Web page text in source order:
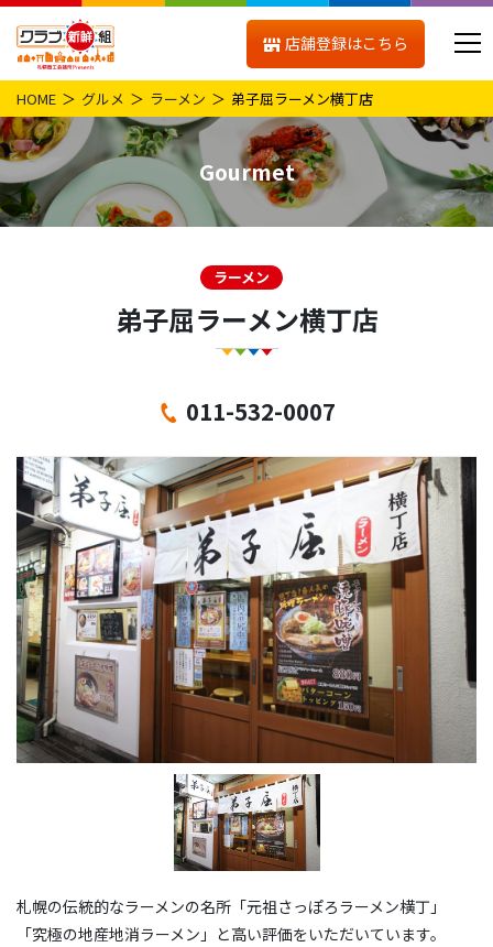
店舗登録はこちら
HOME グルメ ラーメン 弟子屈ラーメン横丁店
Gourmet
ラーメン
弟子屈ラーメン横丁店
011-532-0007
札幌の伝統的なラーメンの名所「元祖さっぽろラーメン横丁」
「究極の地産地消ラーメン」と高い評価をいただいています。